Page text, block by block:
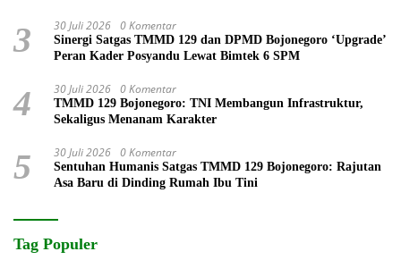
3 30 Juli 2026 0 Komentar
Sinergi Satgas TMMD 129 dan DPMD Bojonegoro ‘Upgrade’
Peran Kader Posyandu Lewat Bimtek 6 SPM
4 30 Juli 2026 0 Komentar
TMMD 129 Bojonegoro: TNI Membangun Infrastruktur,
Sekaligus Menanam Karakter
5 30 Juli 2026 0 Komentar
Sentuhan Humanis Satgas TMMD 129 Bojonegoro: Rajutan
Asa Baru di Dinding Rumah Ibu Tini
Tag Populer